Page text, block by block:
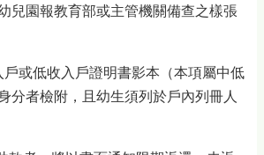
兒園報教育部或主管機關備查之樣張
或低收入戶證明書影本（本項屬中低
分者檢附，且幼生須列於戶內列冊人